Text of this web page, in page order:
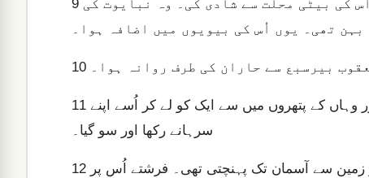
9
بہن تھی۔ یوں اُس کی بیویوں میں اضافہ ہوا۔
10 بیرسبع سے حاران کی طرف روانہ ہوا۔
11
سرہانے رکھا اور سو گیا۔
12